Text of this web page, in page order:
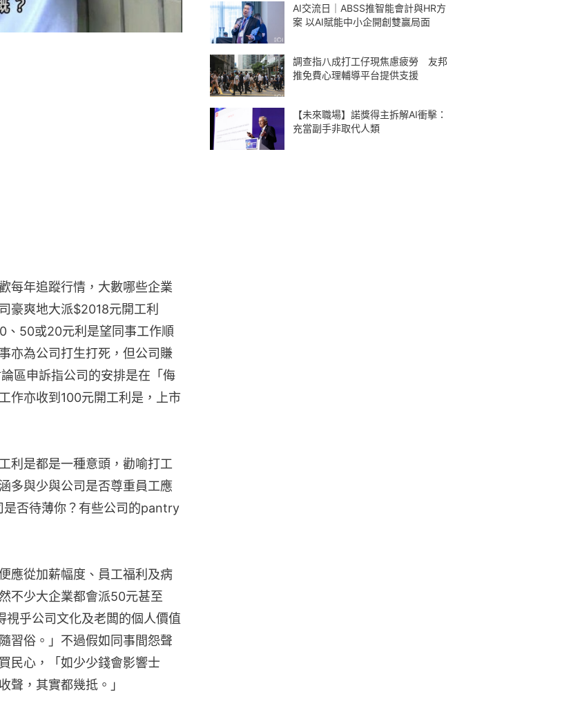
每年追蹤行情，大數哪些企業
豪爽地大派$2018元開工利
、50或20元利是望同事工作順
亦為公司打生打死，但公司賺
區申訴指公司的安排是在「侮
作亦收到100元開工利是，上市
利是都是一種意頭，勸喻打工
多與少與公司是否尊重員工應
否待薄你？有些公司的pantry
應從加薪幅度、員工福利及病
不少大企業都會派50元甚至
視乎公司文化及老闆的個人價值
習俗。」不過假如同事間怨聲
民心，「如少少錢會影響士
聲，其實都幾抵。」
AI交流日｜ABSS推智能會計與HR方
案 以AI賦能中小企開創雙贏局面
調查指八成打工仔現焦慮疲勞 友邦
推免費心理輔導平台提供支援
【未來職場】諾獎得主拆解AI衝擊：
充當副手非取代人類